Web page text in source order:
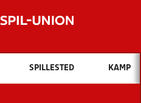
Hvad vil du søge efter?
INDHOLD OG NYHEDER
SPILLESTED KAMP